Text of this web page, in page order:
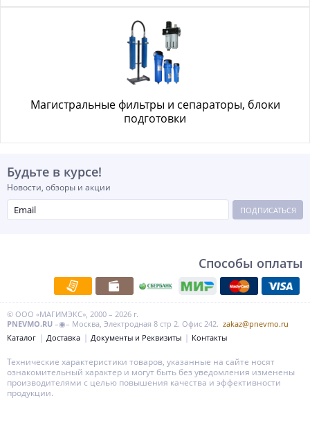
Магистральные фильтры и сепараторы, блоки
подготовки
Будьте в курсе!
Новости, обзоры и акции
ПОДПИСАТЬСЯ
Способы оплаты
© ООО «МАГИМЭКС», 2000 – 2026 г.
PNEVMO.RU –◉– Москва, Электродная 8 стр 2. Офис 242. zakaz@pnevmo.ru
Каталог
Доставка Документы и Реквизиты Контакты
Технические характеристики товаров, указанные на сайте носят
ознакомительный характер и могут быть без уведомления изменены
производителями с целью повышения качества и эффективности
продукции.